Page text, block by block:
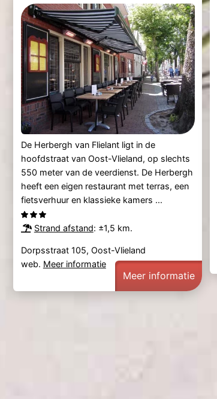
De Herbergh van Flielant ligt in de
hoofdstraat van Oost-Vlieland, op slechts
550 meter van de veerdienst. De Herbergh
heeft een eigen restaurant met terras, een
fietsverhuur en klassieke kamers ...
Strand afstand: ±1,5 km.
Dorpsstraat 105, Oost-Vlieland
web. Meer informatie
Meer informatie